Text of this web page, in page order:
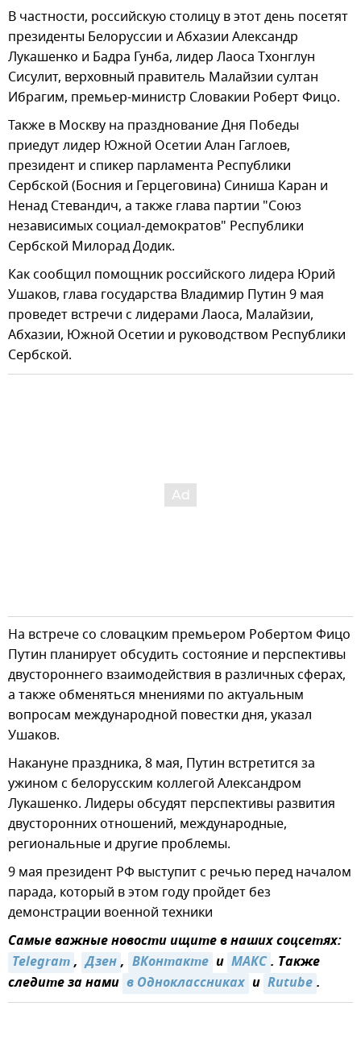
В частности, российскую столицу в этот день посетят
президенты Белоруссии и Абхазии Александр
Лукашенко и Бадра Гунба, лидер Лаоса Тхонглун
Сисулит, верховный правитель Малайзии султан
Ибрагим, премьер-министр Словакии Роберт Фицо.
Также в Москву на празднование Дня Победы
приедут лидер Южной Осетии Алан Гаглоев,
президент и спикер парламента Республики
Сербской (Босния и Герцеговина) Синиша Каран и
Ненад Стевандич, а также глава партии "Союз
независимых социал-демократов" Республики
Сербской Милорад Додик.
Как сообщил помощник российского лидера Юрий
Ушаков, глава государства Владимир Путин 9 мая
проведет встречи с лидерами Лаоса, Малайзии,
Абхазии, Южной Осетии и руководством Республики
Сербской.
На встрече со словацким премьером Робертом Фицо
Путин планирует обсудить состояние и перспективы
двустороннего взаимодействия в различных сферах,
а также обменяться мнениями по актуальным
вопросам международной повестки дня, указал
Ушаков.
Накануне праздника, 8 мая, Путин встретится за
ужином с белорусским коллегой Александром
Лукашенко. Лидеры обсудят перспективы развития
двусторонних отношений, международные,
региональные и другие проблемы.
9 мая президент РФ выступит с речью перед началом
парада, который в этом году пройдет без
демонстрации военной техники
Самые важные новости ищите в наших соцсетях:
Telegram, Дзен, ВКонтакте и МАКС. Также
следите за нами в Одноклассниках и Rutube.